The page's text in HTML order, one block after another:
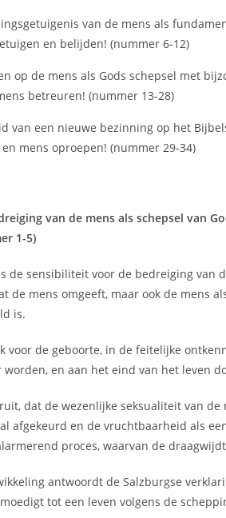
van de mens als
en belijden! (nummer 6-12)
op de mens als Gods schepsel met
betreuren! (nummer 13-28)
van een nieuwe bezinning op het
mens oproepen! (nummer 29-34)
van de mens als schepsel van
1-5)
de sensibiliteit voor de bedreiging
de mens omgeeft, maar ook de mens
is.
voor de geboorte, in de feitelijke
en aan het eind van het leven
dat de wezenlijke seksualiteit van
afgekeurd en de vruchtbaarheid als
proces, waarvan de
antwoordt de Salzburgse
tot een leven volgens de